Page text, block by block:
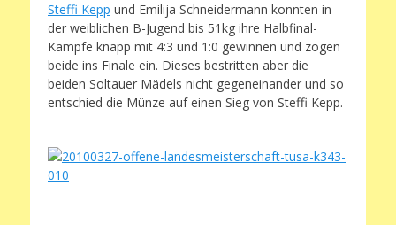
Steffi Kepp und Emilija Schneidermann konnten in
der weiblichen B-Jugend bis 51kg ihre Halbfinal-
Kämpfe knapp mit 4:3 und 1:0 gewinnen und zogen
beide ins Finale ein. Dieses bestritten aber die
beiden Soltauer Mädels nicht gegeneinander und so
entschied die Münze auf einen Sieg von Steffi Kepp.